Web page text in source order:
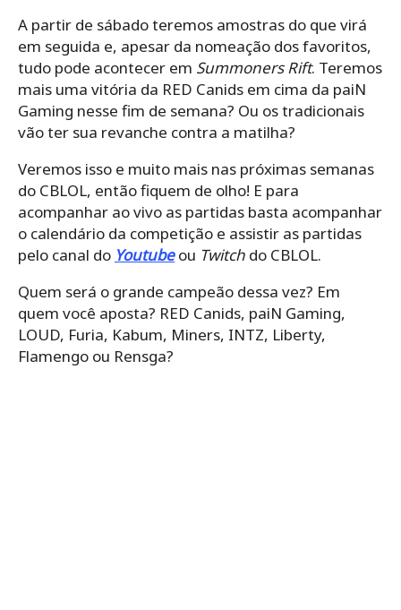
A partir de sábado teremos amostras do que virá
em seguida e, apesar da nomeação dos favoritos,
tudo pode acontecer em Summoners Rift. Teremos
mais uma vitória da RED Canids em cima da paiN
Gaming nesse fim de semana? Ou os tradicionais
vão ter sua revanche contra a matilha?
Veremos isso e muito mais nas próximas semanas
do CBLOL, então fiquem de olho! E para
acompanhar ao vivo as partidas basta acompanhar
o calendário da competição e assistir as partidas
pelo canal do Youtubeou Twitch do CBLOL.
Quem será o grande campeão dessa vez? Em
quem você aposta? RED Canids, paiN Gaming,
LOUD, Furia, Kabum, Miners, INTZ, Liberty,
Flamengo ou Rensga?